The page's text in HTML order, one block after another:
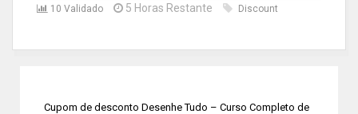
10 Validado 5 Horas Restante Discount
Cupom de desconto Desenhe Tudo – Curso Completo de